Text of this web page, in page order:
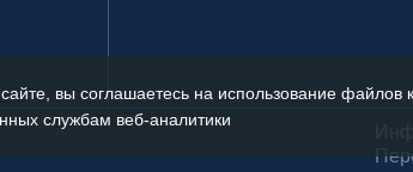
вы соглашаетесь на использование файлов
службам веб-аналитики